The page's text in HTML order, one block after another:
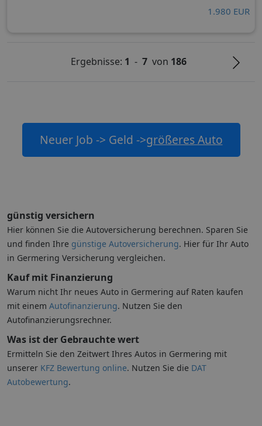
1.980 EUR
Ergebnisse: 1 - 7von 186
Neuer Job -> Geld ->größeres Auto
günstig versichern
Hier können Sie die Autoversicherung berechnen. Sparen Sie
und finden Ihre günstige Autoversicherung. Hier für Ihr Auto
in Germering Versicherung vergleichen.
Kauf mit Finanzierung
Warum nicht Ihr neues Auto in Germering auf Raten kaufen
mit einem Autofinanzierung. Nutzen Sie den
Autofinanzierungsrechner.
Was ist der Gebrauchte wert
Ermitteln Sie den Zeitwert Ihres Autos in Germering mit
unserer KFZ Bewertung online. Nutzen Sie die DAT
Autobewertung.